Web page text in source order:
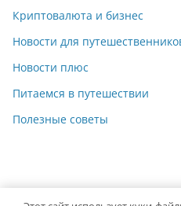
Криптовалюта и бизнес
Новости для
Новости плюс
Питаемся в путешествии
Полезные советы